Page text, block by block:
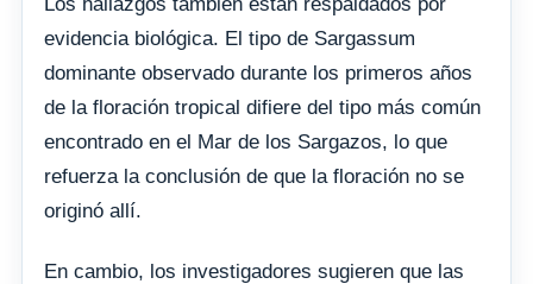
evidencia biológica. El tipo de Sargassum
dominante observado durante los primeros años
de la floración tropical difiere del tipo más común
encontrado en el Mar de los Sargazos, lo que
refuerza la conclusión de que la floración no se
originó allí.
En cambio, los investigadores sugieren que las